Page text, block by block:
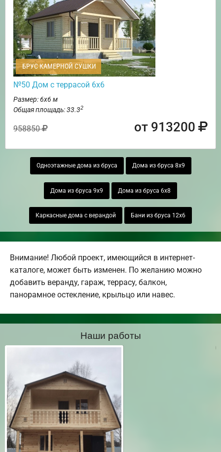
БРУС КАМЕРНОЙ СУШКИ
№50 Дом с террасой 6х6
Размер: 6х6 м
Общая площадь: 33.32
958850 от 913200
Одноэтажные дома из бруса Дома из бруса 8х9
Дома из бруса 9х9 Дома из бруса 6х8
Каркасные дома с верандой Бани из бруса 12х6
Внимание! Любой проект, имеющийся в интернет-
каталоге, может быть изменен. По желанию можно
добавить веранду, гараж, террасу, балкон,
панорамное остекление, крыльцо или навес.
Наши работы